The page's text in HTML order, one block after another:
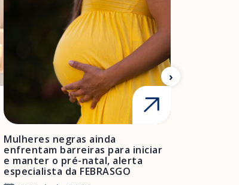
A Febrasgo Ensino
Mulheres negras ainda
enfrentam barreiras para iniciar
e manter o pré-natal, alerta
especialista da FEBRASGO